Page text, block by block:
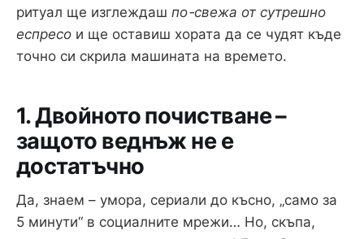
ритуал ще изглеждаш по-свежа от сутрешно
еспресо и ще оставиш хората да се чудят къде
точно си скрила машината на времето.
1. Двойното почистване –
защото веднъж не е
достатъчно
Да, знаем – умора, сериали до късно, „само за
5 минути“ в социалните мрежи… Но, скъпа,